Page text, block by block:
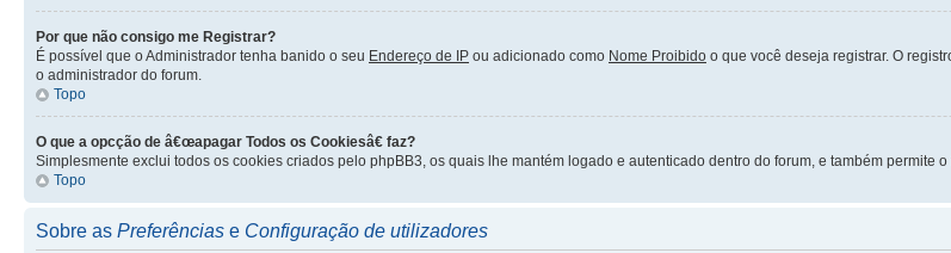
Por que não consigo me Registrar?
É possível que o Administrador tenha banido o seu Endereço de IP ou adicionado como Nome Proibido o que você deseja registrar. O
o administrador do forum.
Topo
O que a opcção de â€œapagar Todos os Cookiesâ€ faz?
Simplesmente exclui todos os cookies criados pelo phpBB3, os quais lhe mantém logado e autenticado dentro do forum, e também permite
Topo
Sobre as Preferências e Configuração de utilizadores